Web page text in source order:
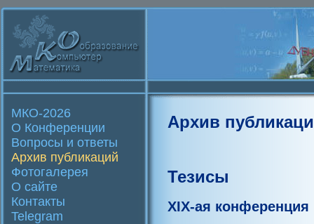
МКО-2026
О Конференции
Вопросы и ответы
Архив публикаций
Фотогалерея
О сайте
Контакты
Telegram
Архив
Тезисы
XIX-ая конференция